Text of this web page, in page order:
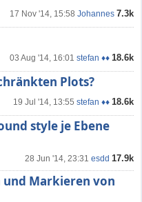
17 Nov '14, 15:58 Johannes 7.3k
03 Aug '14, 16:01 stefan ♦♦ 18.6k
Plots?
19 Jul '14, 13:55 stefan ♦♦ 18.6k
style je Ebene
28 Jun '14, 23:31 esdd 17.9k
Markieren von